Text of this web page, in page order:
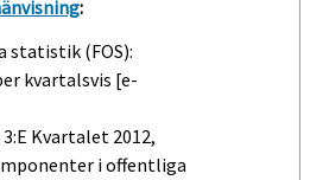
:
statistik (FOS):
kvartalsvis [e-
3:e Kvartalet 2012,
i offentliga